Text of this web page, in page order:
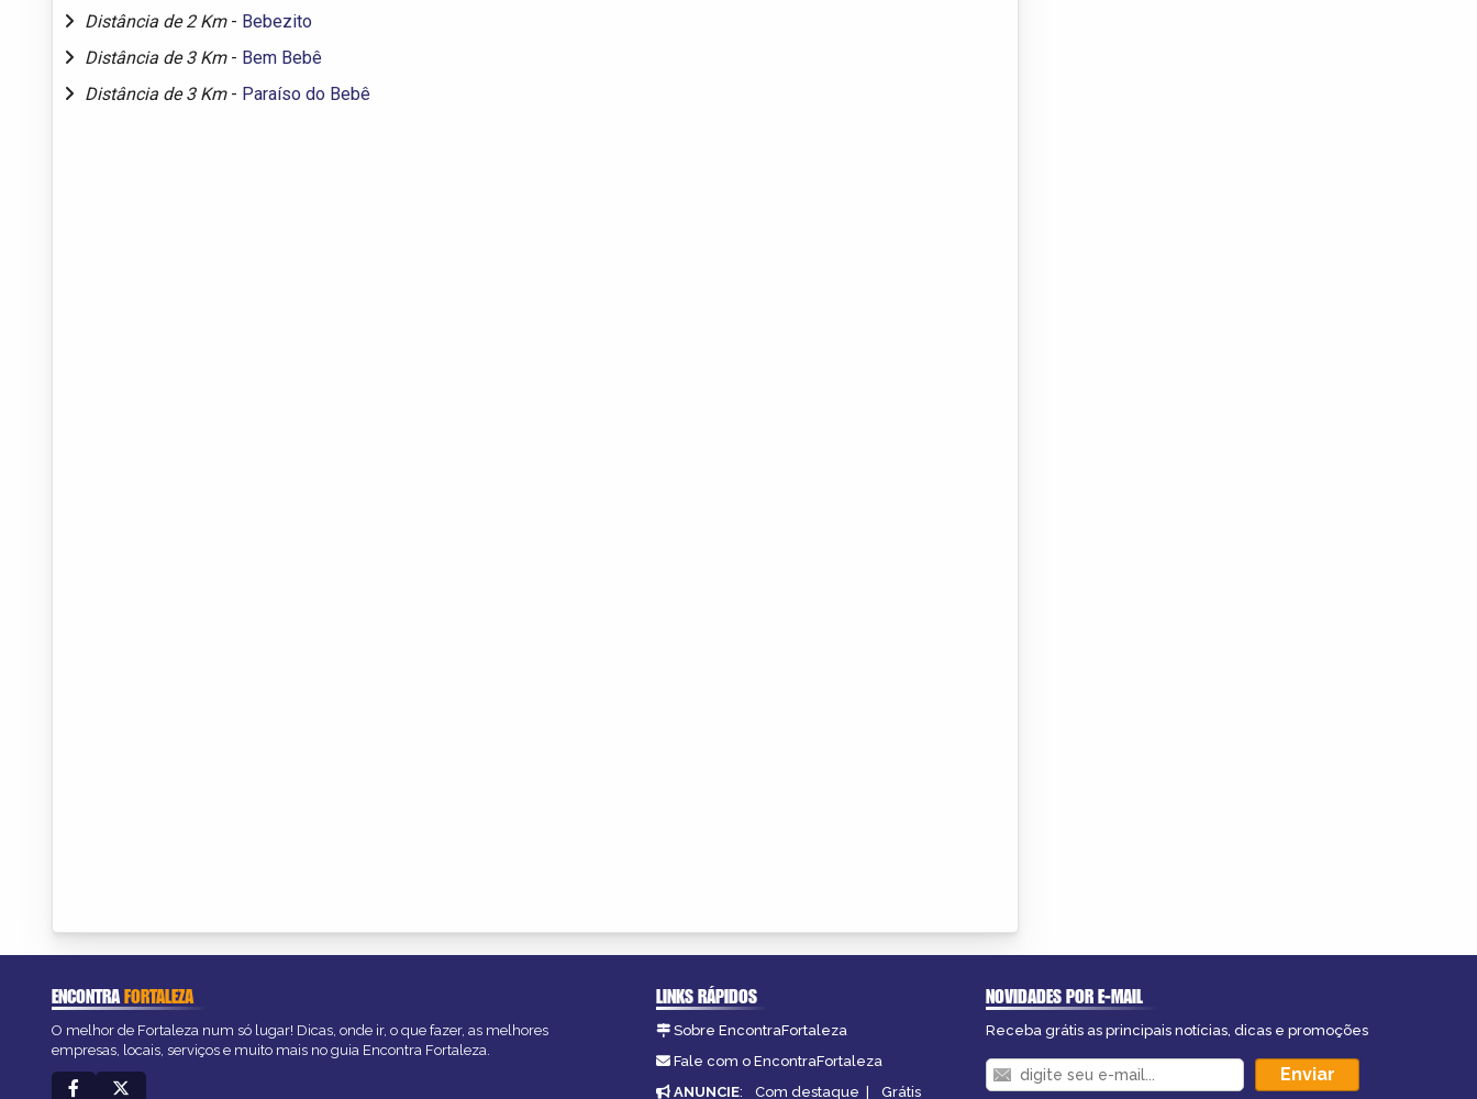
Distância de 2 Km - Bebezito
Distância de 3 Km - Bem Bebê
Distância de 3 Km - Paraíso do Bebê
ENCONTRAFORTALEZA
O melhor de Fortaleza num só lugar! Dicas, onde ir, o que fazer, as melhores
empresas, locais, serviços e muito mais no guia Encontra Fortaleza.
LINKS RÁPIDOS
Sobre EncontraFortaleza
Fale com o EncontraFortaleza
ANUNCIE: Com destaque | Grátis
NOVIDADES POR E-MAIL
Receba grátis as principais notícias, dicas e promoções